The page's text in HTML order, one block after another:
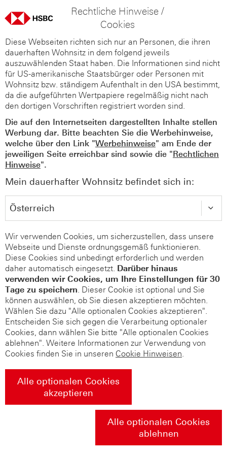
Rechtliche Hinweise /
Cookies
Diese Webseiten richten sich nur an Personen, die ihren
dauerhaften Wohnsitz in dem folgend jeweils
auszuwählenden Staat haben. Die Informationen sind nicht
für US-amerikanische Staatsbürger oder Personen mit
Wohnsitz bzw. ständigem Aufenthalt in den USA bestimmt,
da die aufgeführten Wertpapiere regelmäßig nicht nach
den dortigen Vorschriften registriert worden sind.
Die auf den Internetseiten dargestellten Inhalte stellen
Werbung dar. Bitte beachten Sie die Werbehinweise,
welche über den Link "Werbehinweise" am Ende der
jeweiligen Seite erreichbar sind sowie die "Rechtlichen
Hinweise".
Mein dauerhafter Wohnsitz befindet sich in:
Wir verwenden Cookies, um sicherzustellen, dass unsere
Webseite und Dienste ordnungsgemäß funktionieren.
Diese Cookies sind unbedingt erforderlich und werden
daher automatisch eingesetzt. Darüber hinaus
verwenden wir Cookies, um Ihre Einstellungen für 30
Tage zu speichern. Dieser Cookie ist optional und Sie
können auswählen, ob Sie diesen akzeptieren möchten.
Wählen Sie dazu "Alle optionalen Cookies akzeptieren".
Entscheiden Sie sich gegen die Verarbeitung optionaler
Cookies, dann wählen Sie bitte "Alle optionalen Cookies
ablehnen". Weitere Informationen zur Verwendung von
Cookies finden Sie in unseren Cookie Hinweisen.
Alle optionalen Cookies
akzeptieren
Alle optionalen Cookies
ablehnen